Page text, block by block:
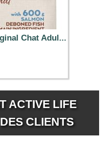
Chat Adul...
€
ACTIVE LIFE
CLIENTS